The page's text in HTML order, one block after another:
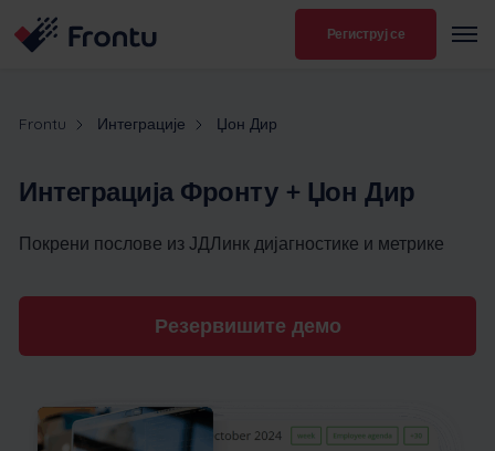
Региструј се
Frontu Интеграције Џон Дир
Интеграција Фронту + Џон Дир
Покрени послове из ЈДЛинк дијагностике и метрике
Резервишите демо